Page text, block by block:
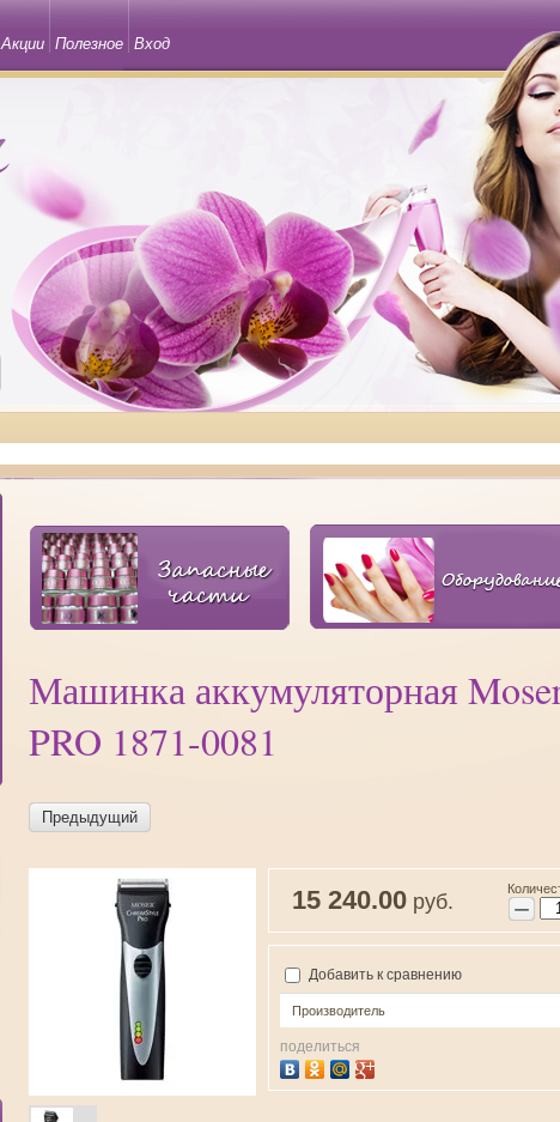
Акции Полезное Вход
Машинка аккумуляторная
PRO 1871-0081
Предыдущий
15 240.00 руб. −
Добавить к сравнению
Производитель
поделиться